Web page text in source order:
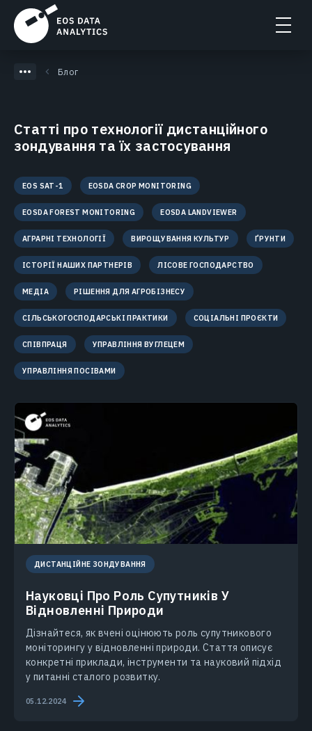
Блог
Статті про технології дистанційного
зондування та їх застосування
EOS SAT-1 EOSDA CROP MONITORING
EOSDA FOREST MONITORING EOSDA LANDVIEWER
АГРАРНІ ТЕХНОЛОГІЇ ВИРОЩУВАННЯ КУЛЬТУР ҐРУНТИ
ІСТОРІЇ НАШИХ ПАРТНЕРІВ ЛІСОВЕ ГОСПОДАРСТВО
МЕДІА РІШЕННЯ ДЛЯ АГРОБІЗНЕСУ
СІЛЬСЬКОГОСПОДАРСЬКІ ПРАКТИКИ СОЦІАЛЬНІ ПРОЄКТИ
СПІВПРАЦЯ УПРАВЛІННЯ ВУГЛЕЦЕМ
УПРАВЛІННЯ ПОСІВАМИ
ДИСТАНЦІЙНЕ ЗОНДУВАННЯ
Науковці Про Роль Супутників У
Відновленні Природи
Дізнайтеся, як вчені оцінюють роль супутникового
моніторингу у відновленні природи. Стаття описує
конкретні приклади, інструменти та науковий підхід
у питанні сталого розвитку.
05.12.2024